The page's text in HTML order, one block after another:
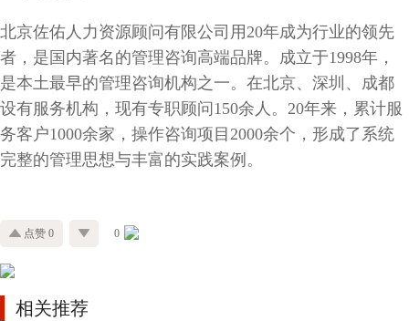
北京佐佑人力资源顾问有限公司用20年成为行业的领先
者，是国内著名的管理咨询高端品牌。成立于1998年，
是本土最早的管理咨询机构之一。在北京、深圳、成都
设有服务机构，现有专职顾问150余人。20年来，累计服
务客户1000余家，操作咨询项目2000余个，形成了系统
完整的管理思想与丰富的实践案例。
点赞 0 0
相关推荐